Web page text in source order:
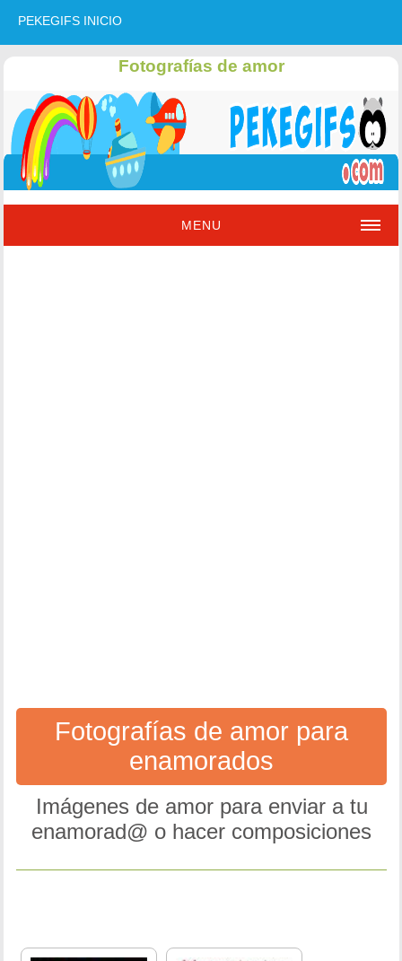
PEKEGIFS INICIO
Fotografías de amor
MENU
Fotografías de amor para
enamorados
Imágenes de amor para enviar a tu
enamorad@ o hacer composiciones